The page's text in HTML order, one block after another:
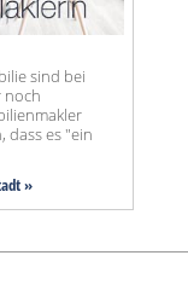
sind bei
noch
dass es "ein
»